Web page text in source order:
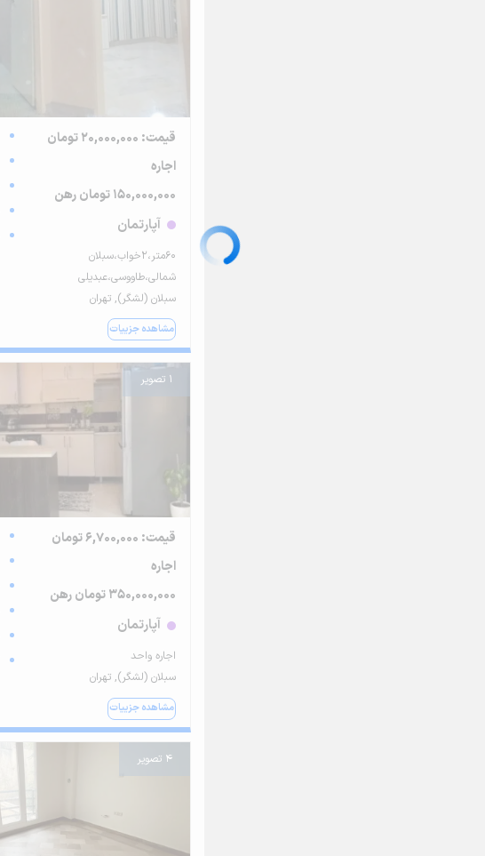
قیمت: 20,000,000 تومان
اجاره
150,000,000 تومان رهن
آپارتمان
۶۰متر،۲خواب،سبلان
شمالی،طاووسی،عبدیلی
سبلان (لشگر), تهران
مشاهده جزییات
1 تصویر
قیمت: 6,700,000 تومان
اجاره
350,000,000 تومان رهن
آپارتمان
اجاره واحد
سبلان (لشگر), تهران
مشاهده جزییات
4 تصویر